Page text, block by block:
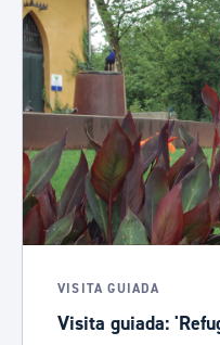
VISITA GUIADA
Visita guiada: